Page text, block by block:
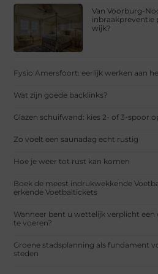
Van Voorburg-
inbraakpreventie
wijk?
Fysio Amersfoort: eerlijk werken aan
Wat zijn goede backlinks?
Glazen schuifwand: kies 2- of 3-spoor
Zo voelt een saunadag echt rustig
Hoe je weer tot rust kan komen
Boek de meest indrukwekkende
erkende Voetbaltickets
Wanneer bent u wettelijk verplicht een
te voeren?
Groene stadsplanning als fundament
steden